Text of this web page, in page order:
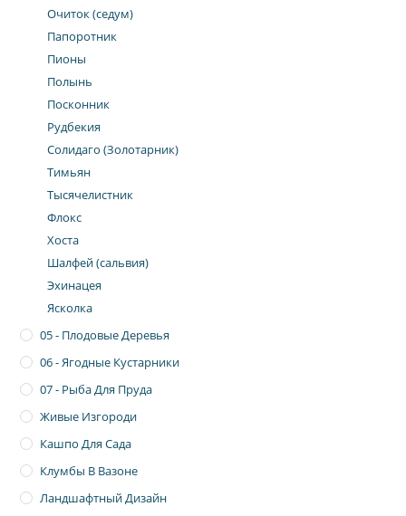
Очиток (седум)
Папоротник
Пионы
Полынь
Посконник
Рудбекия
Солидаго (Золотарник)
Тимьян
Тысячелистник
Флокс
Хоста
Шалфей (сальвия)
Эхинацея
Ясколка
05 - Плодовые Деревья
06 - Ягодные Кустарники
07 - Рыба Для Пруда
Живые Изгороди
Кашпо Для Сада
Клумбы В Вазоне
Ландшафтный Дизайн